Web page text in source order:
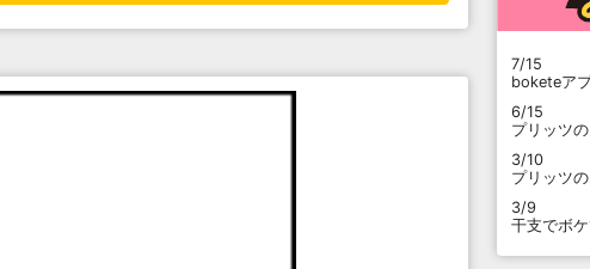
7/15
boketeア
6/15
プリッツ
3/10
プリッツ
3/9
干支でボ